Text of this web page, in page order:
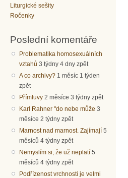
Liturgické sešity
Ročenky
Poslední komentáře
Problematika homosexuálních
vztahů 3 týdny 4 dny zpět
A co archivy? 1 měsíc 1 týden
zpět
Přímluvy 2 měsíce 3 týdny zpět
Karl Rahner "do nebe může 3
měsíce 2 týdny zpět
Marnost nad marnost. Zajímají 5
měsíců 4 týdny zpět
Nemyslím si, že už neplatí 5
měsíců 4 týdny zpět
Podřízenost vrchnosti je velmi